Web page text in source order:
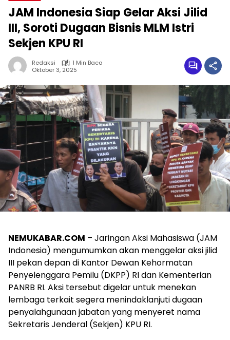
JAM Indonesia Siap Gelar Aksi Jilid
III, Soroti Dugaan Bisnis MLM Istri
Sekjen KPU RI
Redaksi
1 Min Baca
Oktober 3, 2025
NEMUKABAR.COM – Jaringan Aksi Mahasiswa (JAM
Indonesia) mengumumkan akan menggelar aksi jilid
III pekan depan di Kantor Dewan Kehormatan
Penyelenggara Pemilu (DKPP) RI dan Kementerian
PANRB RI. Aksi tersebut digelar untuk menekan
lembaga terkait segera menindaklanjuti dugaan
penyalahgunaan jabatan yang menyeret nama
Sekretaris Jenderal (Sekjen) KPU RI.